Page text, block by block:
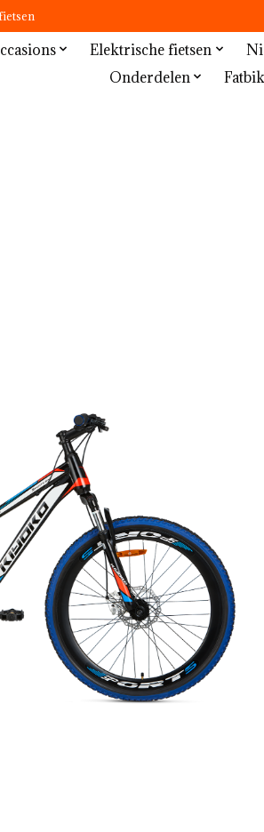
Elektrische fietsen
Onderdelen